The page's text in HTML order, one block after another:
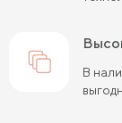
Жесткие
Матрасы
В